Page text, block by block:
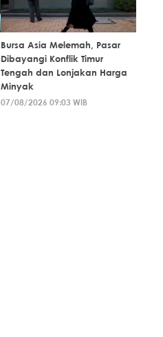
Bursa Asia Melemah, Pasar
Dibayangi Konflik Timur
Tengah dan Lonjakan Harga
Minyak
07/08/2026 09:03 WIB